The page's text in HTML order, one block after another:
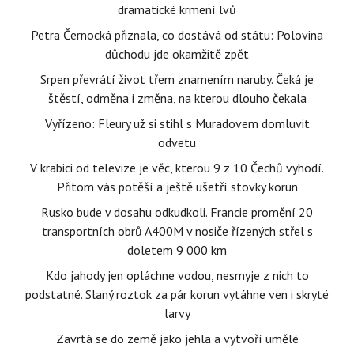
dramatické krmení lvů
Petra Černocká přiznala, co dostává od státu: Polovina
důchodu jde okamžitě zpět
Srpen převrátí život třem znamením naruby. Čeká je
štěstí, odměna i změna, na kterou dlouho čekala
Vyřízeno: Fleury už si stihl s Muradovem domluvit
odvetu
V krabici od televize je věc, kterou 9 z 10 Čechů vyhodí.
Přitom vás potěší a ještě ušetří stovky korun
Rusko bude v dosahu odkudkoli. Francie promění 20
transportních obrů A400M v nosiče řízených střel s
doletem 9 000 km
Kdo jahody jen opláchne vodou, nesmyje z nich to
podstatné. Slaný roztok za pár korun vytáhne ven i skryté
larvy
Zavrtá se do země jako jehla a vytvoří umělé